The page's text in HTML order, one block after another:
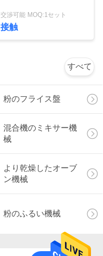
交渉可能 MOQ:1セット
接触
すべて
粉のフライス盤
混合機のミキサー機
械
より乾燥したオーブ
ン機械
粉のふるい機械